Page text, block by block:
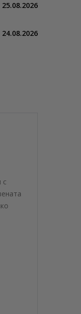
25.08.2026
24.08.2026
с